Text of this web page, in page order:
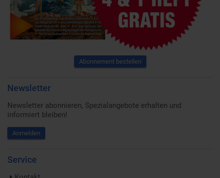
Abonnement bestellen
Newsletter
Newsletter abonnieren, Spezialangebote erhalten und
informiert bleiben!
Anmelden
Service